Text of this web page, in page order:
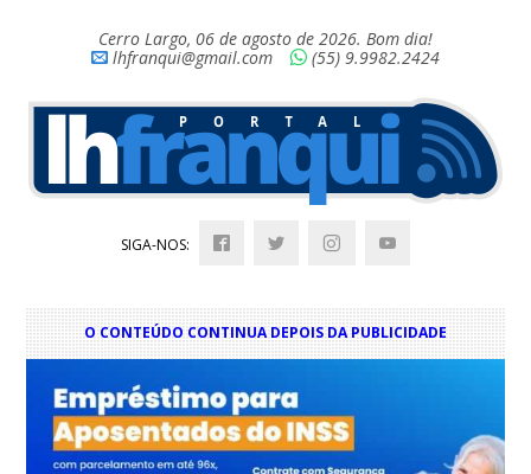
Cerro Largo, 06 de agosto de 2026. Bom dia!
lhfranqui@gmail.com
(55) 9.9982.2424
SIGA-NOS:
O CONTEÚDO CONTINUA DEPOIS DA PUBLICIDADE